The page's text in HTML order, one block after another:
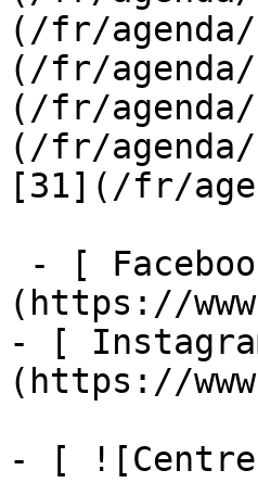
(/fr/
(/fr/
(/fr/
(/fr/
[31](/fr/
(https://
- [
(https://
- [ ![Centre